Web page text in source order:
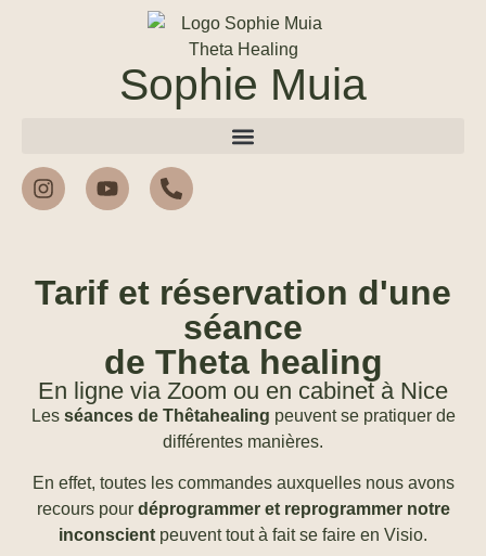
Sophie Muia
Tarif et réservation d'une
séance
de Theta healing
En ligne via Zoom ou en cabinet à Nice
Les séances de Thêtahealing peuvent se pratiquer de
différentes manières.
En effet, toutes les commandes auxquelles nous avons
recours pour déprogrammer et reprogrammer notre
inconscient peuvent tout à fait se faire en Visio.